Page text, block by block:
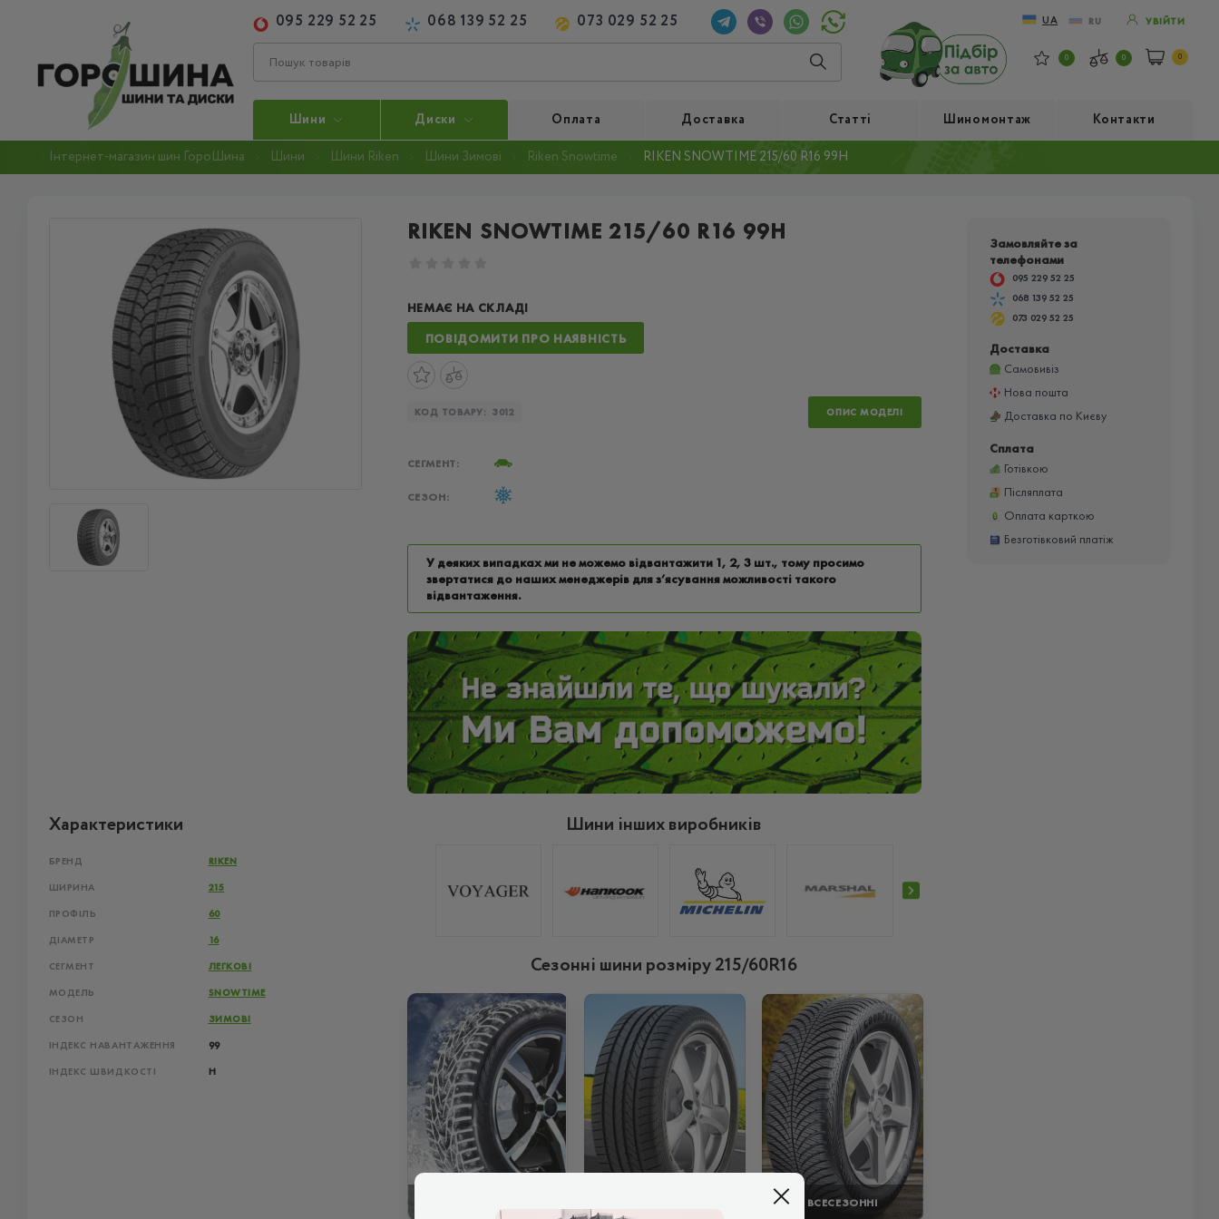
095 229 52 25 068 139 52 25 073 029 52 25 UA RU УВІЙТИ
0 0 0
Шини Диски Оплата Доставка Статті Шиномонтаж Контакти
Інтернет-магазин шин ГороШина Шини Шини Riken Шини Зимові Riken Snowtime RIKEN SNOWTIME 215/60 R16 99H
RIKEN SNOWTIME 215/60 R16 99H
НЕМАЄ НА СКЛАДІ
ПОВІДОМИТИ ПРО НАЯВНІСТЬ
КОД ТОВАРУ: 3012 ОПИС МОДЕЛІ
СЕГМЕНТ:
СЕЗОН:
У деяких випадках ми не можемо відвантажити 1, 2, 3 шт., тому просимо
звертатися до наших менеджерів для з’ясування можливості такого
відвантаження.
Замовляйте за
телефонами
095 229 52 25
068 139 52 25
073 029 52 25
Доставка
Самовивіз
Нова пошта
Доставка по Києву
Сплата
Готівкою
Післяплата
Оплата карткою
Безготівковий платіж
Характеристики
БРЕНД RIKEN
ШИРИНА 215
ПРОФІЛЬ 60
ДІАМЕТР 16
СЕГМЕНТ ЛЕГКОВІ
МОДЕЛЬ SNOWTIME
СЕЗОН ЗИМОВІ
ІНДЕКС НАВАНТАЖЕННЯ 99
ІНДЕКС ШВИДКОСТІ H
Шини інших виробників
Сезонні шини розміру 215/60R16
ВСЕСЕЗОННІ